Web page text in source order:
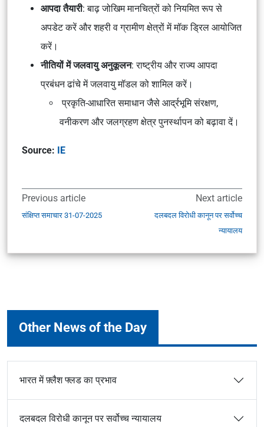
आपदा तैयारी: बाढ़ जोखिम मानचित्रों को नियमित रूप से
अपडेट करें और शहरी व ग्रामीण क्षेत्रों में मॉक ड्रिल आयोजित
करें।
नीतियों में जलवायु अनुकूलन: राष्ट्रीय और राज्य आपदा
प्रबंधन ढांचे में जलवायु मॉडल को शामिल करें।
प्रकृति-आधारित समाधान जैसे आर्द्रभूमि संरक्षण,
वनीकरण और जलग्रहण क्षेत्र पुनर्स्थापन को बढ़ावा दें।
Source: IE
Previous article
संक्षिप्त समाचार 31-07-2025
Next article
दलबदल विरोधी कानून पर सर्वोच्च
न्यायालय
Other News of the Day
भारत में फ़्लैश फ्लड का प्रभाव
दलबदल विरोधी कानून पर सर्वोच्च न्यायालय